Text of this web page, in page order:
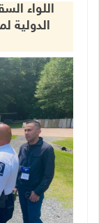
اللواء
الدولية